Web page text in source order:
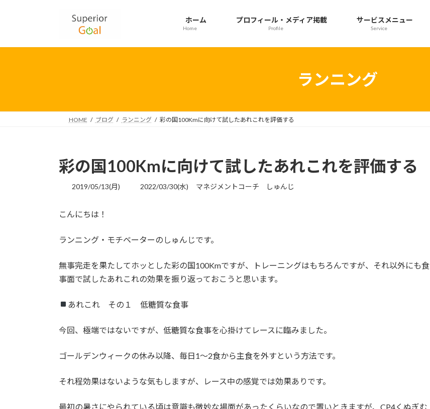
プ
動
ホーム
Home
プロフィール・メディア掲載
Profile
サービスメニュー
Service
ランニング
HOME ブログ ランニング 彩の国100Kmに向けて試したあれこれを評価する
彩の国100Kmに向けて試したあれこれを評価する
2019/05/13(月)
最
時
:
2022/03/30(水) マネジメントコーチ しゅんじ
こんにちは！
ランニング・モチベーターのしゅんじです。
無事完走を果たしてホッとした彩の国100Kmですが、トレーニングはもちろんですが、それ以外にも食
事面で試したあれこれの効果を振り返っておこうと思います。
あれこれ その１ 低糖質な食事
今回、極端ではないですが、低糖質な食事を心掛けてレースに臨みました。
ゴールデンウィークの休み以降、毎日1～2食から主食を外すという方法です。
それ程効果はないような気もしますが、レース中の感覚では効果ありです。
最初の暑さにやられている頃は意識も微妙な場面があったくらいなので置いときますが、CP4くぬぎむ